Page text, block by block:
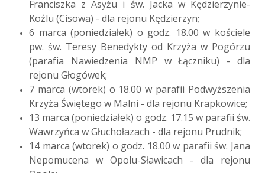
Franciszka z Asyżu i św. Jacka w Kędzierzynie-
Koźlu (Cisowa) - dla rejonu Kędzierzyn;
6 marca (poniedziałek) o godz. 18.00 w kościele
pw. św. Teresy Benedykty od Krzyża w Pogórzu
(parafia Nawiedzenia NMP w Łączniku) - dla
rejonu Głogówek;
7 marca (wtorek) o 18.00 w parafii Podwyższenia
Krzyża Świętego w Malni - dla rejonu Krapkowice;
13 marca (poniedziałek) o godz. 17.15 w parafii św.
Wawrzyńca w Głuchołazach - dla rejonu Prudnik;
14 marca (wtorek) o godz. 18.00 w parafii św. Jana
Nepomucena w Opolu-Sławicach - dla rejonu